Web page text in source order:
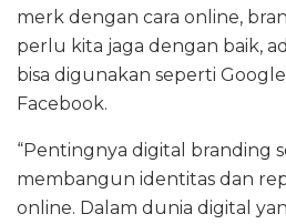
merk dengan cara online,
perlu kita jaga dengan baik,
bisa digunakan seperti
Facebook.
“Pentingnya digital branding
membangun identitas dan
online. Dalam dunia digital